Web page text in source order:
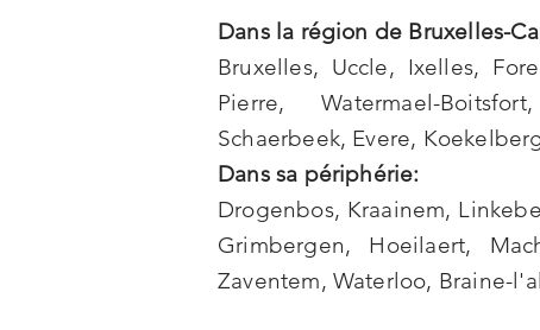
Dans la région de Bruxelles-
Bruxelles, Uccle, Ixelles,
Pierre,Watermael-Boitsfort
Schaerbeek, Evere,
Dans sa périphérie:
Drogenbos, Kraainem,
Grimbergen, Hoeilaert,
Zaventem, Waterloo, Braine-